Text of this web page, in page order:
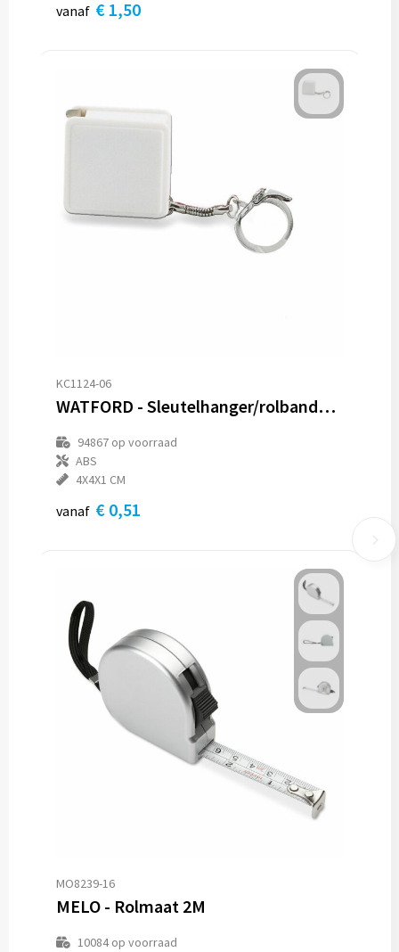
vanaf € 1,50
KC1124-06
WATFORD - Sleutelhanger/rolbandmaat 1 m
94867op voorraad
ABS
4X4X1 CM
vanaf € 0,51
MO8239-16
MELO - Rolmaat 2M
10084op voorraad